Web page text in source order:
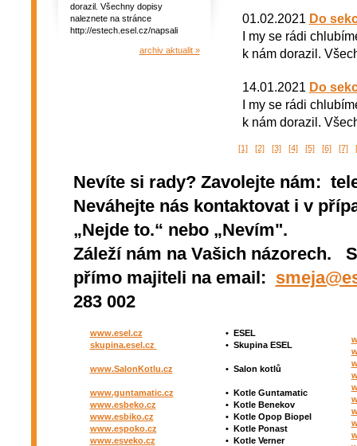
dorazil. Všechny dopisy
naleznete na stránce
http://estech.esel.cz/napsali
archiv aktualit »
01.02.2021 Do
I my se rádi
k nám dorazil.
14.01.2021 Do
I my se rádi
k nám dorazil.
[1] [2] [3] [4] [5] [6] [7]
Nevíte si rady? Zavolejte nám:
Neváhejte nás kontaktovat i v
„Nejde to.“ nebo „Nevím".
Záleží nám na Vašich názorech.
přímo majiteli na email:
283 002
www.esel.cz
skupina.esel.cz
www.SalonKotlu.cz
www.guntamatic.cz
www.esbeko.cz
www.esbiko.cz
www.espoko.cz
www.esveko.cz
• ESEL
• Skupina ESEL
• Salon kotlů
• Kotle Guntamatic
• Kotle Benekov
• Kotle Opop Biopel
• Kotle Ponast
• Kotle Verner